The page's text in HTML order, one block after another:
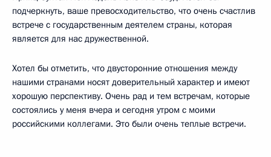
подчеркнуть, ваше превосходительство, что очень счастлив
встрече с государственным деятелем страны, которая
является для нас дружественной.
Хотел бы отметить, что двусторонние отношения между
нашими странами носят доверительный характер и имеют
хорошую перспективу. Очень рад и тем встречам, которые
состоялись у меня вчера и сегодня утром с моими
российскими коллегами. Это были очень теплые встречи.